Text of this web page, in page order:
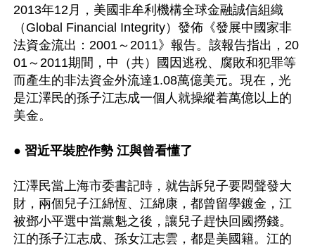
2013年12月，美國非牟利機構全球金融誠信組織
（Global Financial Integrity）發佈《發展中國家非
法資金流出：2001～2011》報告。該報告指出，20
01～2011期間，中（共）國因逃稅、腐敗和犯罪等
而產生的非法資金外流達1.08萬億美元。現在，光
是江澤民的孫子江志成一個人就操縱着萬億以上的
美金。
● 習近平裝腔作勢 江與曾看懂了
江澤民當上海市委書記時，就告訴兒子要悶聲發大
財，兩個兒子江綿恆、江綿康，都曾留學鍍金，江
被鄧小平選中當黨魁之後，讓兒子趕快回國撈錢。
江的孫子江志成、孫女江志雲，都是美國籍。江的